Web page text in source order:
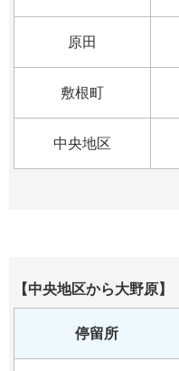
原田
敷根町
中央地区
【中央地区から大野原】
停留所